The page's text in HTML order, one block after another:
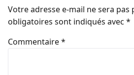
Votre adresse e-mail ne sera pas
obligatoires sont indiqués avec *
Commentaire*